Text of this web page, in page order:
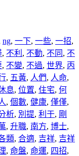
ng, 一下, 一些, 一招,
, 不利 , 不動, 不同 , 不
, 不變, 不過, 世界, 丙
, 五黃, 人們, 人命,
息, 位置, 住宅, 何
, 個數, 健康, 僅僅,
析, 別提, 利于, 剛
, 升職, 南方, 博士,
類, 合適, 吉祥, 吉祥
, 命盤, 命運, 四招,